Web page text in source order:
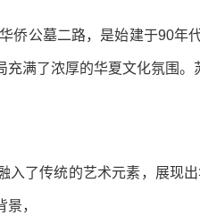
侨公墓二路，是始建于90年
满了浓厚的华夏文化氛围。
入了传统的艺术元素，展现出
，